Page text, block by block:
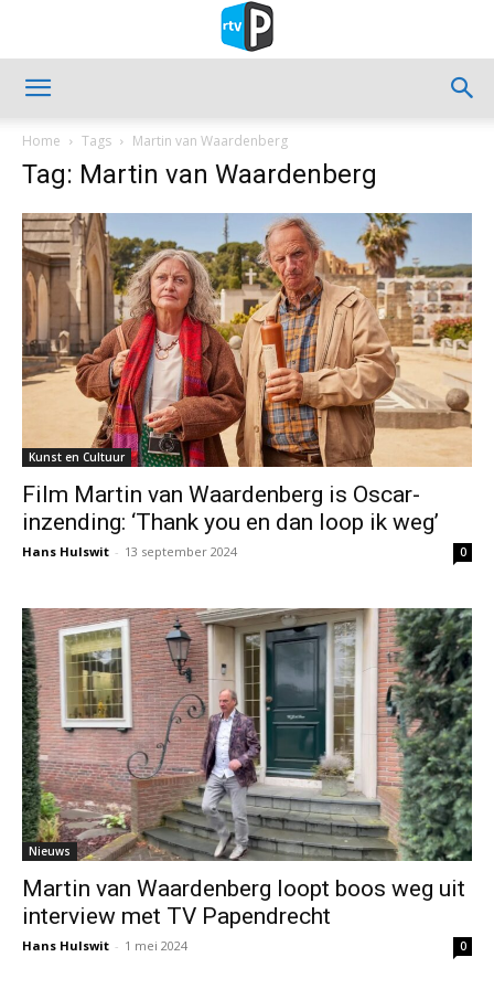
Home Tags Martin van Waardenberg
Tag: Martin van Waardenberg
Kunst en Cultuur
Film Martin van Waardenberg is Oscar-
inzending: ‘Thank you en dan loop ik weg’
Hans Hulswit - 13 september 2024 0
Nieuws
Martin van Waardenberg loopt boos weg uit
interview met TV Papendrecht
Hans Hulswit - 1 mei 2024 0